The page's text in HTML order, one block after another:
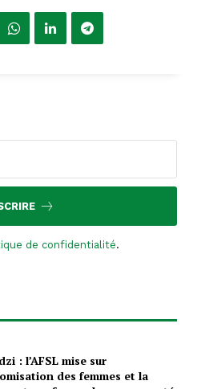
de confidentialité.
: l’AFSL mise sur
des femmes et la